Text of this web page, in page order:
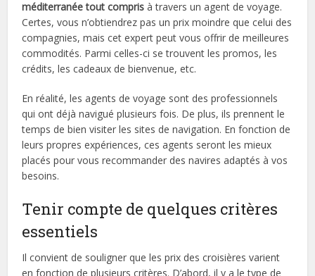
méditerranée tout compris à travers un agent de voyage.
Certes, vous n’obtiendrez pas un prix moindre que celui des
compagnies, mais cet expert peut vous offrir de meilleures
commodités. Parmi celles-ci se trouvent les promos, les
crédits, les cadeaux de bienvenue, etc.
En réalité, les agents de voyage sont des professionnels
qui ont déjà navigué plusieurs fois. De plus, ils prennent le
temps de bien visiter les sites de navigation. En fonction de
leurs propres expériences, ces agents seront les mieux
placés pour vous recommander des navires adaptés à vos
besoins.
Tenir compte de quelques critères
essentiels
Il convient de souligner que les prix des croisières varient
en fonction de plusieurs critères. D’abord, il y a le type de